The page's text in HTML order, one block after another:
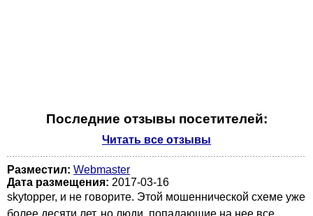
Последние отзывы посетителей:
Читать все отзывы
Разместил: Webmaster
Дата размещения: 2017-03-16
skytopper, и не говорите. Этой мошеннической схеме уже
более десяти лет, но люди, попадающие на нее все